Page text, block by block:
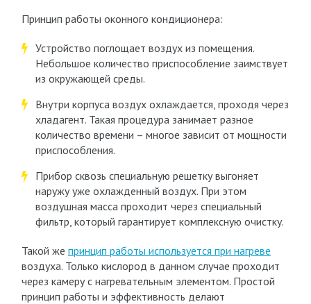
Принцип работы оконного кондиционера:
Устройство поглощает воздух из помещения.
Небольшое количество приспособление заимствует
из окружающей среды.
Внутри корпуса воздух охлаждается, проходя через
хладагент. Такая процедура занимает разное
количество времени – многое зависит от мощности
приспособления.
Прибор сквозь специальную решетку выгоняет
наружу уже охлажденный воздух. При этом
воздушная масса проходит через специальный
фильтр, который гарантирует комплексную очистку.
Такой же принцип работы используется при нагреве
воздуха. Только кислород в данном случае проходит
через камеру с нагревательным элементом. Простой
принцип работы и эффективность делают